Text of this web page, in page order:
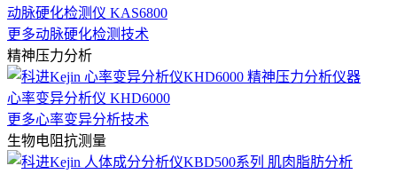
动脉硬化检测仪 KAS6800
更多动脉硬化检测技术
精神压力分析
心率变异分析仪 KHD6000
更多心率变异分析技术
生物电阻抗测量